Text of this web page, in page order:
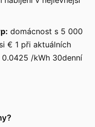
domácnost s 5 000
€ 1 při aktuálních
/kWh 30denní